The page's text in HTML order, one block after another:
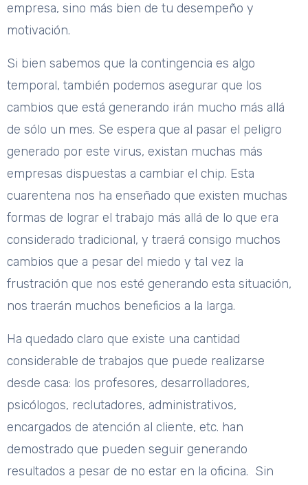
empresa, sino más bien de tu desempeño y
motivación.
Si bien sabemos que la contingencia es algo
temporal, también podemos asegurar que los
cambios que está generando irán mucho más allá
de sólo un mes. Se espera que al pasar el peligro
generado por este virus, existan muchas más
empresas dispuestas a cambiar el chip. Esta
cuarentena nos ha enseñado que existen muchas
formas de lograr el trabajo más allá de lo que era
considerado tradicional, y traerá consigo muchos
cambios que a pesar del miedo y tal vez la
frustración que nos esté generando esta situación,
nos traerán muchos beneficios a la larga.
Ha quedado claro que existe una cantidad
considerable de trabajos que puede realizarse
desde casa: los profesores, desarrolladores,
psicólogos, reclutadores, administrativos,
encargados de atención al cliente, etc. han
demostrado que pueden seguir generando
resultados a pesar de no estar en la oficina. Sin